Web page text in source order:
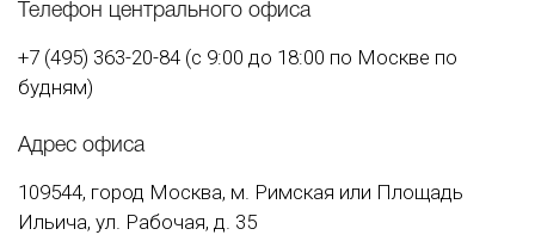
Телефон центрального офиса
+7 (495) 363-20-84 (с 9:00 до 18:00 по Москве по
будням)
Адрес офиса
109544, город Москва, м. Римская или Площадь
Ильича, ул. Рабочая, д. 35